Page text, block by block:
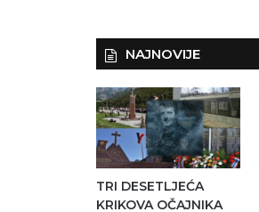
NAJNOVIJE
TRI DESETLJEĆA
KRIKOVA OČAJNIKA